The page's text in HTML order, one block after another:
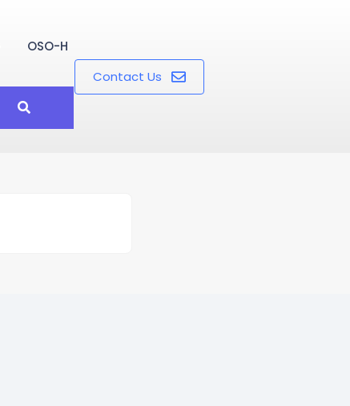
OSO-H
Contact Us